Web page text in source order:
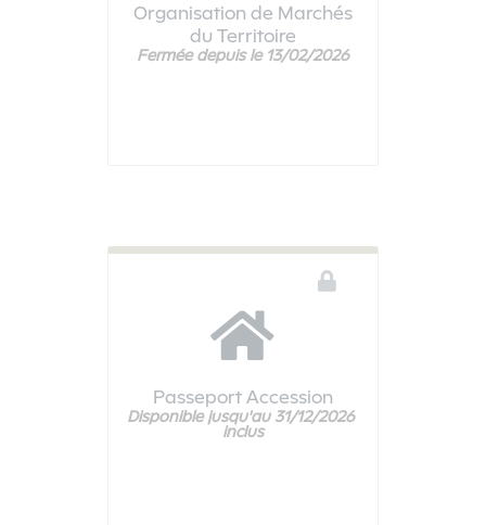
Organisation de Marchés
du Territoire
Ce téléservice n'est pas disponible
Fermée depuis le 13/02/2026
Passeport Accession
Vous devez être connecté pour accéder à ce téléservice
Disponible jusqu'au 31/12/2026
inclus